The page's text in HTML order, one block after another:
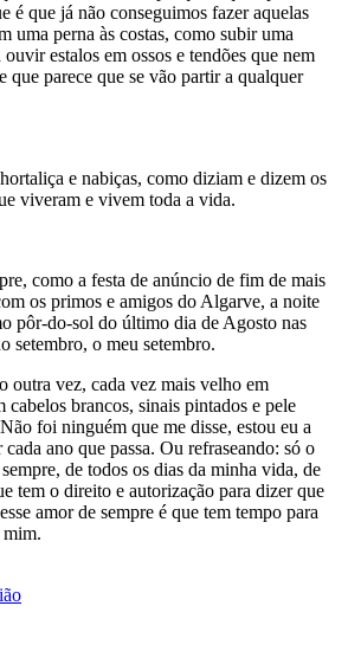
é que já não conseguimos fazer aquelas
uma perna às costas, como subir uma
estalos em ossos e tendões que nem
que parece que se vão partir a qualquer
e nabiças, como diziam e dizem os
viveram e vivem toda a vida.
como a festa de anúncio de fim de mais
os primos e amigos do Algarve, a noite
pôr-do-sol do último dia de Agosto nas
setembro, o meu setembro.
outra vez, cada vez mais velho em
cabelos brancos, sinais pintados e pele
foi ninguém que me disse, estou eu a
ano que passa. Ou refraseando: só o
de todos os dias da minha vida, de
tem o direito e autorização para dizer que
amor de sempre é que tem tempo para
mim.